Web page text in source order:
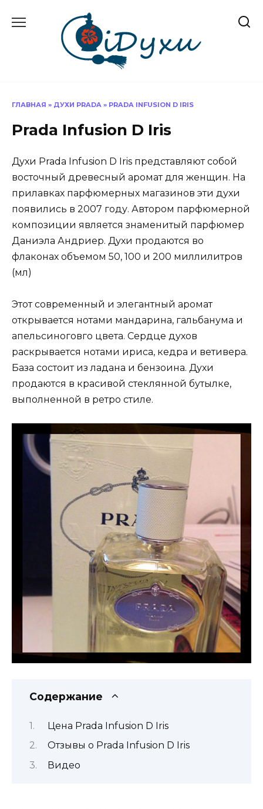
содержанию
ГЛАВНАЯ » ДУХИ PRADA » PRADA INFUSION D IRIS
Prada Infusion D Iris
Духи Prada Infusion D Iris представляют собой
восточный древесный аромат для женщин. На
прилавках парфюмерных магазинов эти духи
появились в 2007 году. Автором парфюмерной
композиции является знаменитый парфюмер
Даниэла Андриер. Духи продаются во
флаконах объемом 50, 100 и 200 миллилитров
(мл)
Этот современный и элегантный аромат
открывается нотами мандарина, гальбанума и
апельсиноговго цвета. Сердце духов
раскрывается нотами ириса, кедра и ветивера.
База состоит из ладана и бензоина. Духи
продаются в красивой стеклянной бутылке,
выполненной в ретро стиле.
Содержание
Цена Prada Infusion D Iris
Отзывы о Prada Infusion D Iris
Видео